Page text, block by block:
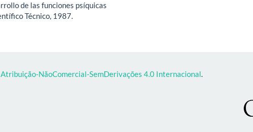
de las funciones psíquicas
Técnico, 1987.
NãoComercial-SemDerivações 4.0 Internacional.